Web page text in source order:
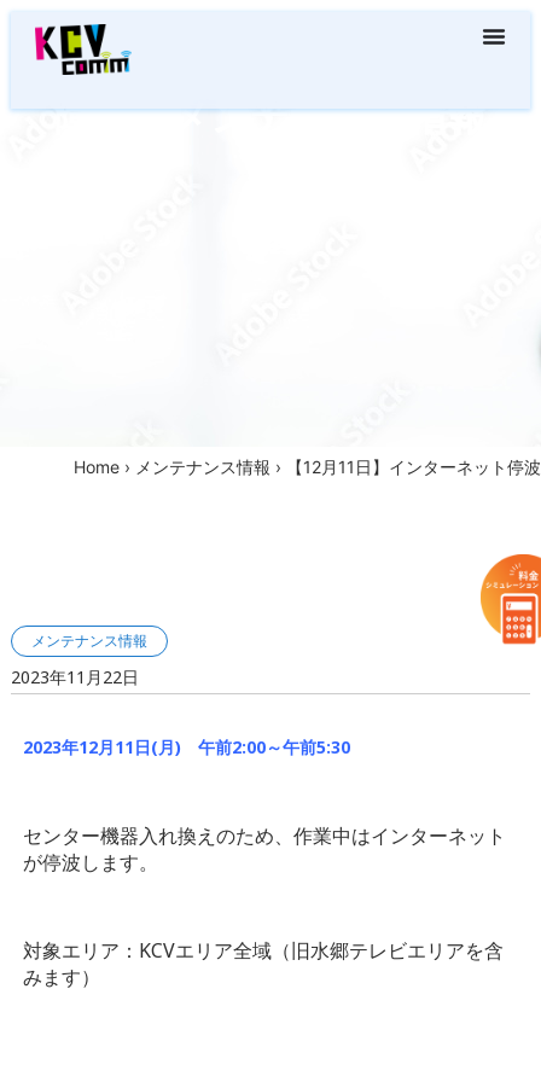
障害・メンテナンス情報
Home › メンテナンス情報 › 【12月11日】インターネット停波
メンテナンス情報
2023年11月22日
2023年12月11日(月) 午前2:00～午前5:30
センター機器入れ換えのため、作業中はインターネット
が停波します。
対象エリア：KCVエリア全域（旧水郷テレビエリアを含
みます）